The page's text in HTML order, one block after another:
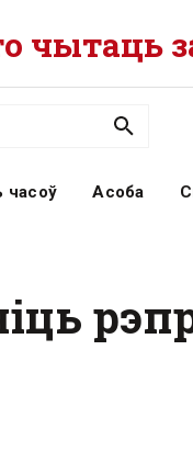
чытаць
часоў Асоба